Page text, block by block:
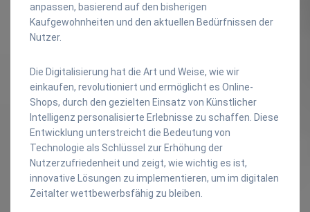
anpassen, basierend auf den bisherigen
Kaufgewohnheiten und den aktuellen Bedürfnissen der
Nutzer.
Die Digitalisierung hat die Art und Weise, wie wir
einkaufen, revolutioniert und ermöglicht es Online-
Shops, durch den gezielten Einsatz von Künstlicher
Intelligenz personalisierte Erlebnisse zu schaffen. Diese
Entwicklung unterstreicht die Bedeutung von
Technologie als Schlüssel zur Erhöhung der
Nutzerzufriedenheit und zeigt, wie wichtig es ist,
innovative Lösungen zu implementieren, um im digitalen
Zeitalter wettbewerbsfähig zu bleiben.